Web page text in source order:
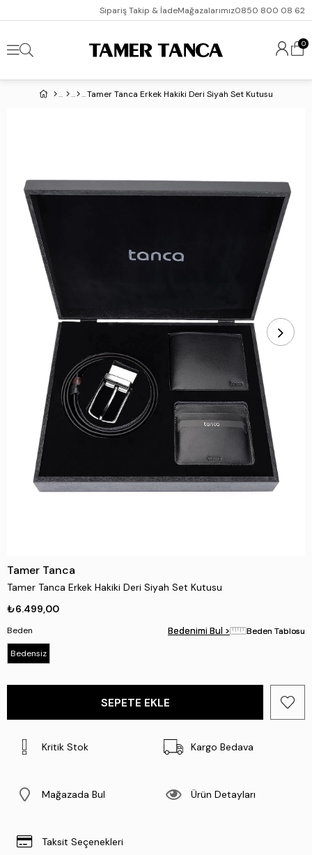
Sipariş Takip & İadeMağazalarımız0850 800 08 62
0
Tamer Tanca Erkek Hakiki Deri Siyah Set Kutusu
Tamer Tanca
Tamer Tanca Erkek Hakiki Deri Siyah Set Kutusu
₺6.499,00
Beden
Bedensiz
Bedenimi Bul > Beden Tablosu
Bedenimi Bul > Beden Tablosu
Kritik Stok Kargo Bedava
Mağazada Bul Ürün Detayları
Taksit Seçenekleri